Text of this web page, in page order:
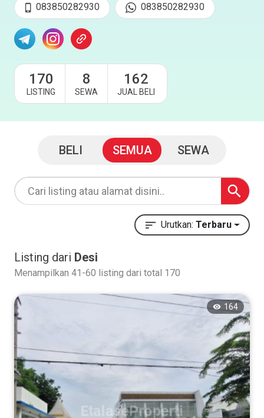
083850282930 083850282930
170
LISTING
8
SEWA
162
JUAL BELI
BELI SEMUA SEWA
Urutkan: Terbaru
Listing dari Desi
Menampilkan 41-60 listing dari total 170
164